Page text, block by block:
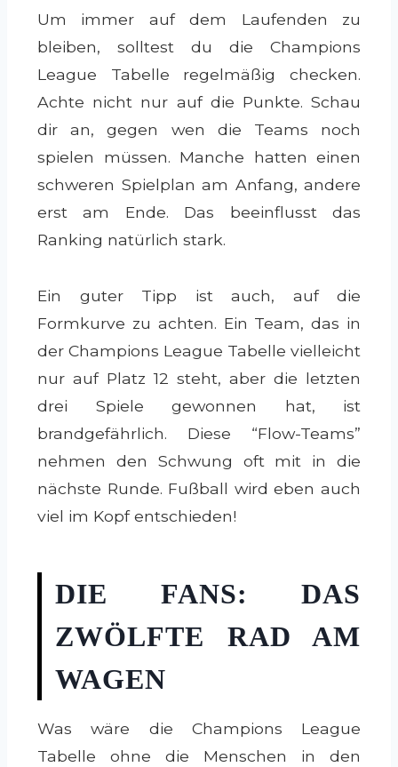
Um immer auf dem Laufenden zu
bleiben, solltest du die Champions
League Tabelle regelmäßig checken.
Achte nicht nur auf die Punkte. Schau
dir an, gegen wen die Teams noch
spielen müssen. Manche hatten einen
schweren Spielplan am Anfang, andere
erst am Ende. Das beeinflusst das
Ranking natürlich stark.
Ein guter Tipp ist auch, auf die
Formkurve zu achten. Ein Team, das in
der Champions League Tabelle vielleicht
nur auf Platz 12 steht, aber die letzten
drei Spiele gewonnen hat, ist
brandgefährlich. Diese “Flow-Teams”
nehmen den Schwung oft mit in die
nächste Runde. Fußball wird eben auch
viel im Kopf entschieden!
DIE FANS: DAS
ZWÖLFTE RAD AM
WAGEN
Was wäre die Champions League
Tabelle ohne die Menschen in den